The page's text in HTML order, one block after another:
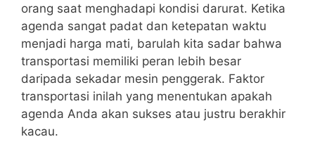
orang saat menghadapi kondisi darurat. Ketika
agenda sangat padat dan ketepatan waktu
menjadi harga mati, barulah kita sadar bahwa
transportasi memiliki peran lebih besar
daripada sekadar mesin penggerak. Faktor
transportasi inilah yang menentukan apakah
agenda Anda akan sukses atau justru berakhir
kacau.